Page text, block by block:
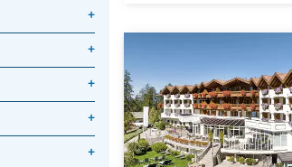
+
+
+
+
+